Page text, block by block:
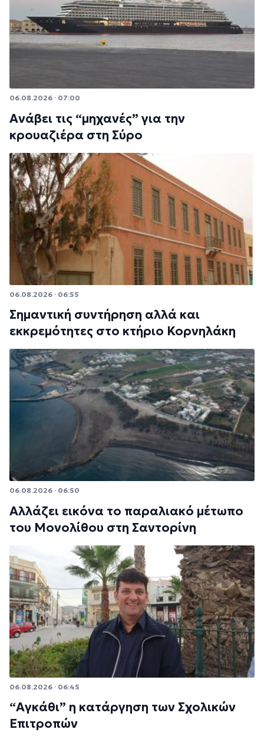
06.08.2026 · 07:00
Ανάβει τις “μηχανές” για την
κρουαζιέρα στη Σύρο
06.08.2026 · 06:55
Σημαντική συντήρηση αλλά και
εκκρεμότητες στο κτήριο Κορνηλάκη
06.08.2026 · 06:50
Αλλάζει εικόνα το παραλιακό μέτωπο
του Μονολίθου στη Σαντορίνη
06.08.2026 · 06:45
“Αγκάθι” η κατάργηση των Σχολικών
Επιτροπών